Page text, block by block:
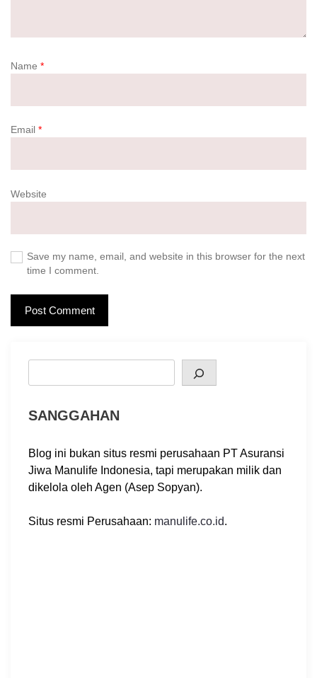
Name *
Email *
Website
Save my name, email, and website in this browser for the next
time I comment.
SANGGAHAN
Blog ini bukan situs resmi perusahaan PT Asuransi
Jiwa Manulife Indonesia, tapi merupakan milik dan
dikelola oleh Agen (Asep Sopyan).
Situs resmi Perusahaan: manulife.co.id.